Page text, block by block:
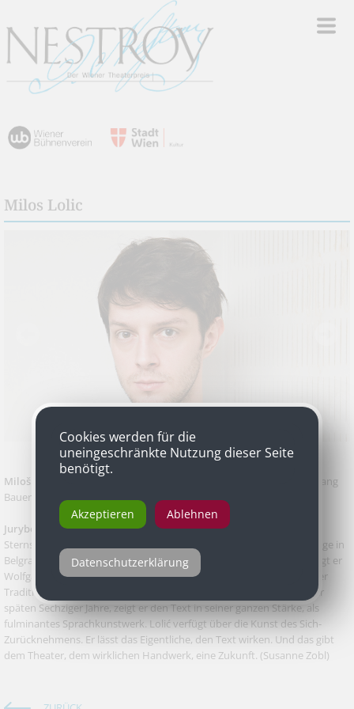
Milos Lolic
Miloš Lolić
für seine Inszenierung von „Magic Afternoon“ von Wolfgang
Bauer, Volkstheater
Jurybegründung
Sternstunden am Theater sind rar, eine solche aber beschert der junge in
Belgrad geborene Regisseur Miloš Lolić. Mit minimalem Aufwand zeigt er
Wolfgang Bauers Geniestück "Magic Afternoon". Befreit von jedweder
Tradition und sentimentalen Anklängen aus der Entstehungszeit der
späten Sechziger Jahre, zeigt er den Text in seiner ganzen Stärke, als
fulminantes Sprachkunstwerk. Lolić verfügt über die Kunst des Sich-
Zurücknehmens. Er lässt das Eigentliche, den Text wirken. Und das gibt
dem Theater, dem wirklichen Handwerk, eine Zukunft. (Susanne Zobl)
Cookies werden für die
uneingeschränkte Nutzung dieser Seite
benötigt.
Akzeptieren Ablehnen
Datenschutzerklärung